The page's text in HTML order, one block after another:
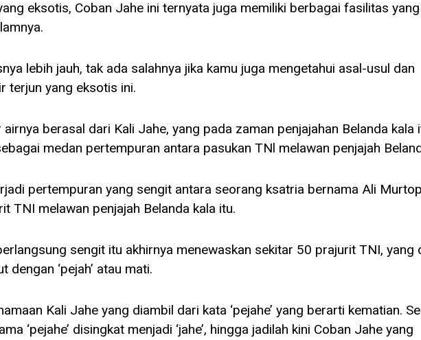
eksotis, Coban Jahe ini ternyata juga memiliki berbagai fasilitas yang
lebih jauh, tak ada salahnya jika kamu juga mengetahui asal-usul dan
terjun yang eksotis ini.
berasal dari Kali Jahe, yang pada zaman penjajahan Belanda kala
medan pertempuran antara pasukan TNl melawan penjajah
pertempuran yang sengit antara seorang ksatria bernama Ali
TNI melawan penjajah Belanda kala itu.
sengit itu akhirnya menewaskan sekitar 50 prajurit TNI, yang
dengan ‘pejah’ atau mati.
Kali Jahe yang diambil dari kata ‘pejahe’ yang berarti kematian.
‘pejahe’ disingkat menjadi ‘jahe’, hingga jadilah kini Coban Jahe yang